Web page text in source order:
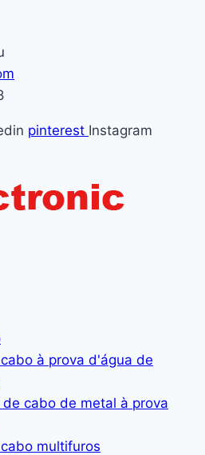
pinterest Instagram
à prova d'água de
de cabo de metal à prova
multifuros